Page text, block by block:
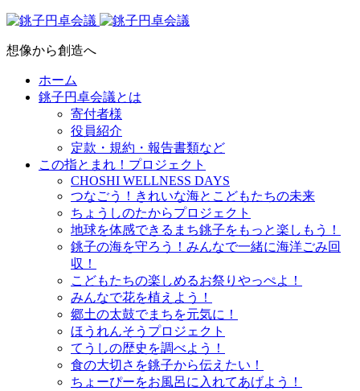
想像から創造へ
ホーム
銚子円卓会議とは
寄付者様
役員紹介
定款・規約・報告書類など
この指とまれ！プロジェクト
CHOSHI WELLNESS DAYS
つなごう！きれいな海とこどもたちの未来
ちょうしのたからプロジェクト
地球を体感できるまち銚子をもっと楽しもう！
銚子の海を守ろう！みんなで一緒に海洋ごみ回
収！
こどもたちの楽しめるお祭りやっぺよ！
みんなで花を植えよう！
郷土の太鼓でまちを元気に！
ほうれんそうプロジェクト
てうしの歴史を調べよう！
食の大切さを銚子から伝えたい！
ちょーぴーをお風呂に入れてあげよう！